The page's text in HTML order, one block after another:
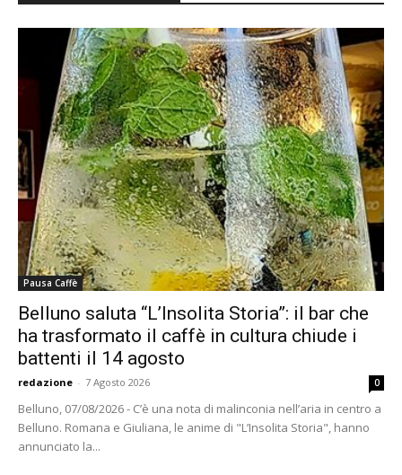
Pausa Caffè
Belluno saluta “L’Insolita Storia”: il bar che
ha trasformato il caffè in cultura chiude i
battenti il 14 agosto
redazione - 7 Agosto 2026 0
Belluno, 07/08/2026 - C’è una nota di malinconia nell’aria in centro a
Belluno. Romana e Giuliana, le anime di "L’Insolita Storia", hanno
annunciato la...